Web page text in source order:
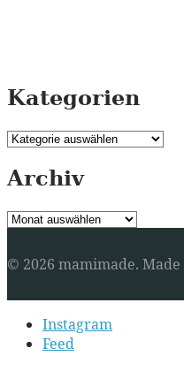
Kategorien
Kategorien
Archiv
Archiv
© 2026 mamimade.
Secondary
navigationInstagram
Feed